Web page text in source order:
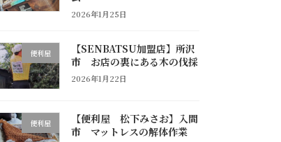
2026年1月25日
便利屋
【SENBATSU加盟店】所沢
市 お店の裏にある木の伐採
2026年1月22日
便利屋
【便利屋 松下みさお】入間
市 マットレスの解体作業